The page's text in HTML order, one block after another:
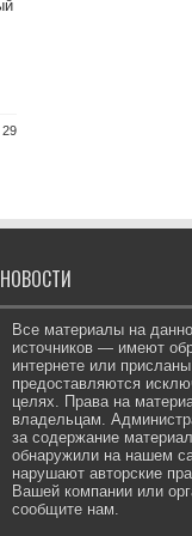
29
НОВОСТИ
Все материалы на
источников — имеют
интернете или
предоставляются
целях. Права на
владельцам.
за содержание
обнаружили на нашем
нарушают авторские
Вашей компании или
сообщите нам.